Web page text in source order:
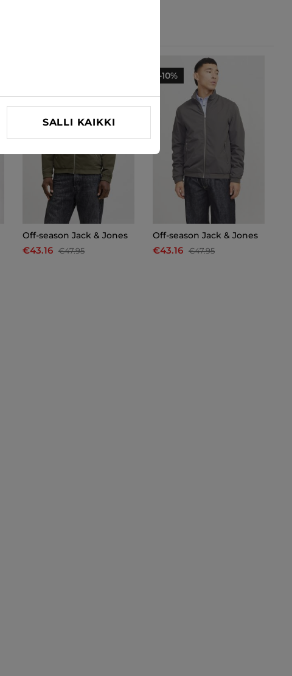
Off-season Jack & Jones
€43.16 €47.95
-10%
Off-season Jack & Jones
€43.16 €47.95
SALLI KAIKKI